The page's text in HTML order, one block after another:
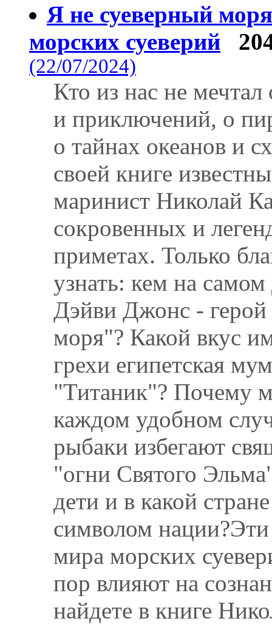
Я не суеверный
морских суеверий
(22/07/2024)
Кто из нас не
и приключений, о
о тайнах океанов и
своей книге
маринист Николай
сокровенных и
приметах. Только
узнать: кем на
Дэйви Джонс -
моря"? Какой вкус
грехи египетская
"Титаник"? Почему
каждом удобном
рыбаки избегают
"огни Святого
дети и в какой
символом нации?Эти
мира морских
пор влияют на
найдете в книге